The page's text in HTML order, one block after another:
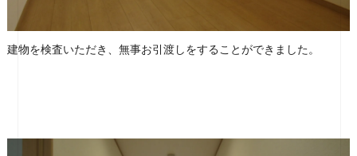
建物を検査いただき、無事お引渡しをすることができました。